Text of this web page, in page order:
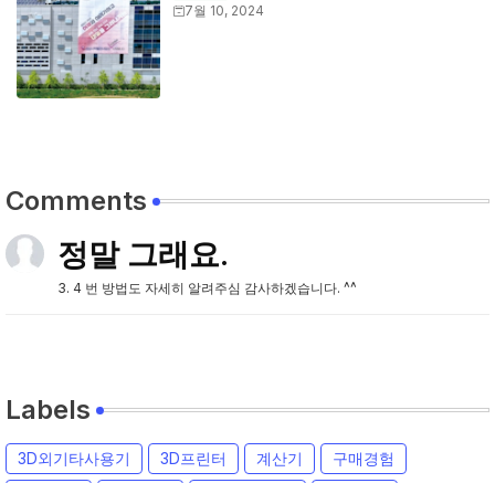
7월 10, 2024
Comments
정말 그래요.
3. 4 번 방법도 자세히 알려주심 감사하겠습니다. ^^
Labels
3D외기타사용기 3D프린터 계산기
구매경험